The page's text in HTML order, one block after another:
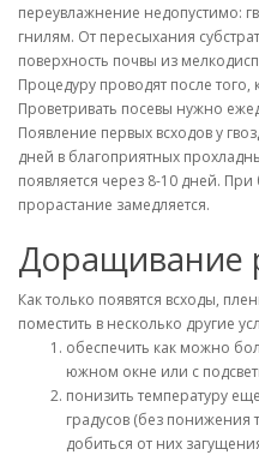
переувлажнение недопустимо:
гнилям. От пересыхания
поверхность почвы из
Процедуру проводят после того,
Проветривать посевы нужно
Появление первых всходов у
дней в благоприятных
появляется через 8-10 дней.
прорастание замедляется.
Доращивание
Как только появятся всходы,
поместить в несколько другие
обеспечить как можно
южном окне или с
понизить температуру
градусов (без понижения
добиться от них